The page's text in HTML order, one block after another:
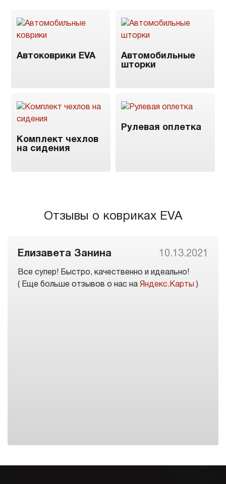
Автоковрики EVA
Автомобильные
шторки
Комплект чехлов
на сидения
Рулевая оплетка
Отзывы о ковриках EVA
Елизавета Занина 10.13.2021
Все супер! Быстро, качественно и идеально!
( Еще больше отзывов о нас на Яндекс.Карты )